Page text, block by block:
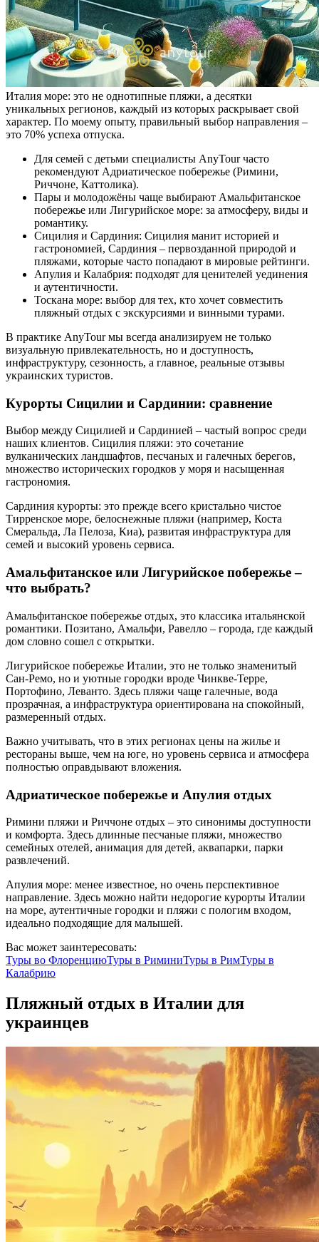
Италия море: это не однотипные пляжи, а десятки
уникальных регионов, каждый из которых раскрывает свой
характер. По моему опыту, правильный выбор направления –
это 70% успеха отпуска.
Для семей с детьми специалисты AnyTour часто
рекомендуют Адриатическое побережье (Римини,
Риччоне, Каттолика).
Пары и молодожёны чаще выбирают Амальфитанское
побережье или Лигурийское море: за атмосферу, виды и
романтику.
Сицилия и Сардиния: Сицилия манит историей и
гастрономией, Сардиния – первозданной природой и
пляжами, которые часто попадают в мировые рейтинги.
Апулия и Калабрия: подходят для ценителей уединения
и аутентичности.
Тоскана море: выбор для тех, кто хочет совместить
пляжный отдых с экскурсиями и винными турами.
В практике AnyTour мы всегда анализируем не только
визуальную привлекательность, но и доступность,
инфраструктуру, сезонность, а главное, реальные отзывы
украинских туристов.
Курорты Сицилии и Сардинии: сравнение
Выбор между Сицилией и Сардинией – частый вопрос среди
наших клиентов. Сицилия пляжи: это сочетание
вулканических ландшафтов, песчаных и галечных берегов,
множество исторических городков у моря и насыщенная
гастрономия.
Сардиния курорты: это прежде всего кристально чистое
Тирренское море, белоснежные пляжи (например, Коста
Смеральда, Ла Пелоза, Киа), развитая инфраструктура для
семей и высокий уровень сервиса.
Амальфитанское или Лигурийское побережье –
что выбрать?
Амальфитанское побережье отдых, это классика итальянской
романтики. Позитано, Амальфи, Равелло – города, где каждый
дом словно сошел с открытки.
Лигурийское побережье Италии, это не только знаменитый
Сан-Ремо, но и уютные городки вроде Чинкве-Терре,
Портофино, Леванто. Здесь пляжи чаще галечные, вода
прозрачная, а инфраструктура ориентирована на спокойный,
размеренный отдых.
Важно учитывать, что в этих регионах цены на жилье и
рестораны выше, чем на юге, но уровень сервиса и атмосфера
полностью оправдывают вложения.
Адриатическое побережье и Апулия отдых
Римини пляжи и Риччоне отдых – это синонимы доступности
и комфорта. Здесь длинные песчаные пляжи, множество
семейных отелей, анимация для детей, аквапарки, парки
развлечений.
Апулия море: менее известное, но очень перспективное
направление. Здесь можно найти недорогие курорты Италии
на море, аутентичные городки и пляжи с пологим входом,
идеально подходящие для малышей.
Вас может заинтересовать:
Туры во ФлоренциюТуры в РиминиТуры в РимТуры в
Калабрию
Пляжный отдых в Италии для
украинцев